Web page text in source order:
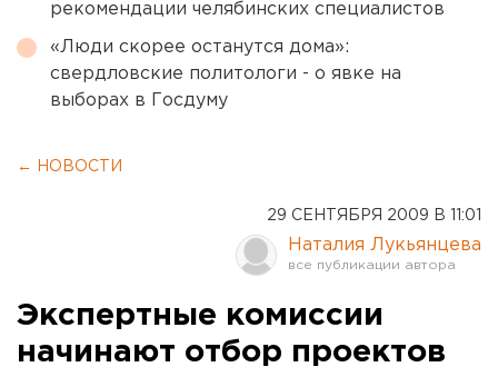
рекомендации челябинских специалистов
«Люди скорее останутся дома»:
свердловские политологи - о явке на
выборах в Госдуму
← НОВОСТИ
29 СЕНТЯБРЯ 2009 В 11:01
Наталия Лукьянцева
Экспертные комиссии
начинают отбор проектов